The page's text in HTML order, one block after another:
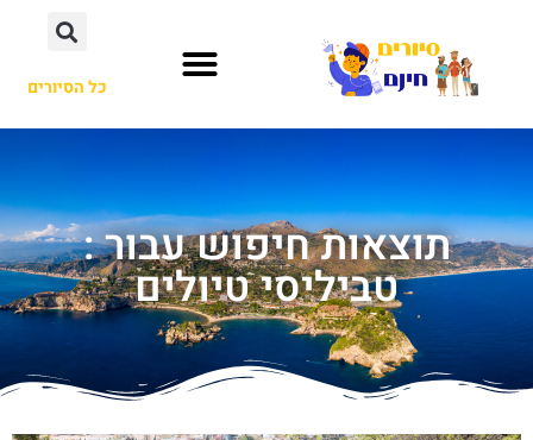
כל הסיורים
תוצאות חיפוש עבור :
טביליסי טיולים